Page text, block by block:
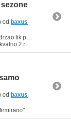
od baxus
sto se tice casova u rtnju, prosle sezone ih je drzao lik po imenu maksa, koji je to poprilicno otaljavao.
ga nisam ni...
od baxus
za modele, nisam mislio "uzimaj samo ako je firmirano" vec da bi mogao da dobijes bolje informacije ako bi znao vise detalja.